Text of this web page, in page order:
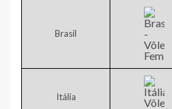
Brasil
Itália